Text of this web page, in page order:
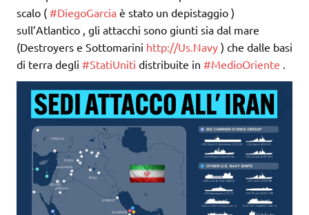
scalo ( #DiegoGarcia è stato un depistaggio )
sull’Atlantico , gli attacchi sono giunti sia dal mare
(Destroyers e Sottomarini http://Us.Navy ) che dalle basi
di terra degli #StatiUniti distribuite in #MedioOriente